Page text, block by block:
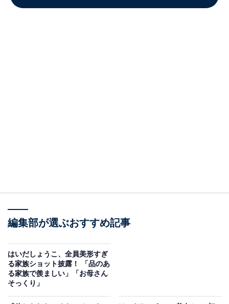
編集部が選ぶおすすめ記事
はいだしょうこ、全員美形すぎ
る家族ショット披露！ 「品のあ
る家族で羨ましい」「お母さん
そっくり」